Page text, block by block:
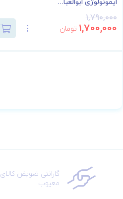
1,790,000
1,700,000 تومان
گارانتی تعویض کالای
معیوب